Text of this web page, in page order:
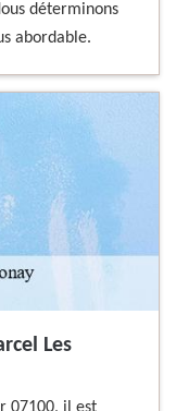
déterminons
abordable.
Les